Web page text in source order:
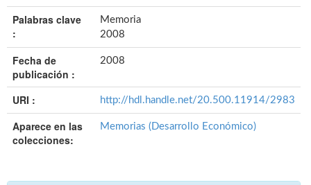
Palabras clave
:
Memoria
2008
Fecha de
publicación :
2008
URI : http://hdl.handle.net/20.500.11914/2983
Aparece en las
colecciones:
Memorias (Desarrollo Económico)